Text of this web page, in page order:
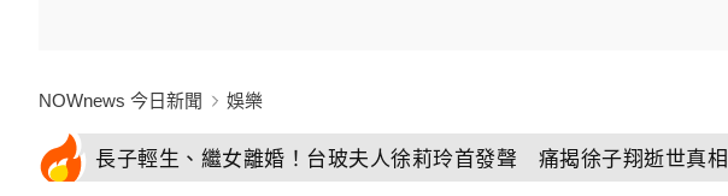
NOWnews 今日新聞 娛樂
長子輕生、繼女離婚！台玻夫人徐莉玲首發聲 痛揭徐子翔逝世真相